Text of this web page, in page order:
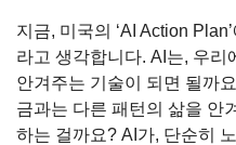
지금, 미국의 ‘AI Action
라고 생각합니다. AI는, 우리
안겨주는 기술이 되면 될까
금과는 다른 패턴의 삶을 안
하는 걸까요? AI가, 단순히